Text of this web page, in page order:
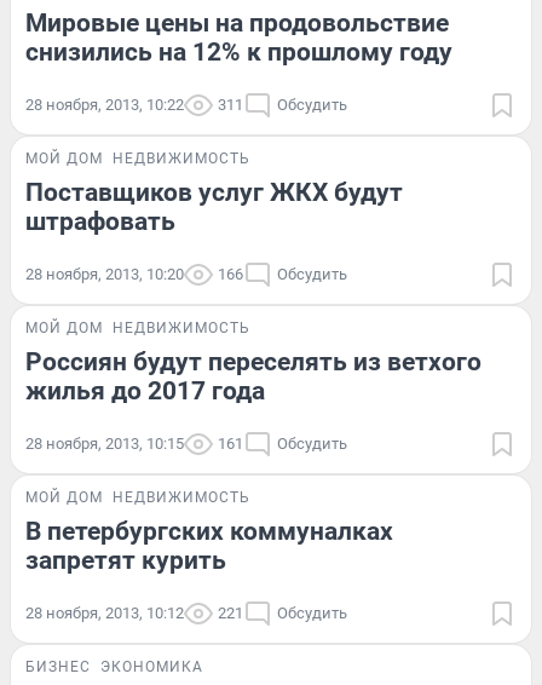
Мировые цены на продовольствие
снизились на 12% к прошлому году
28 ноября, 2013, 10:22 311 Обсудить
МОЙ ДОМ НЕДВИЖИМОСТЬ
Поставщиков услуг ЖКХ будут
штрафовать
28 ноября, 2013, 10:20 166 Обсудить
МОЙ ДОМ НЕДВИЖИМОСТЬ
Россиян будут переселять из ветхого
жилья до 2017 года
28 ноября, 2013, 10:15 161 Обсудить
МОЙ ДОМ НЕДВИЖИМОСТЬ
В петербургских коммуналках
запретят курить
28 ноября, 2013, 10:12 221 Обсудить
БИЗНЕС ЭКОНОМИКА